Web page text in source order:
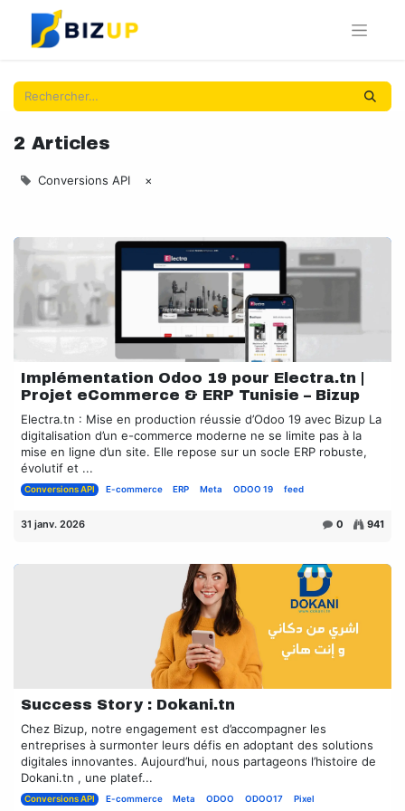
2 Articles
Conversions API ×
Implémentation Odoo 19 pour Electra.tn |
Projet eCommerce & ERP Tunisie – Bizup
Electra.tn : Mise en production réussie d’Odoo 19 avec Bizup La
digitalisation d’un e-commerce moderne ne se limite pas à la
mise en ligne d’un site. Elle repose sur un socle ERP robuste,
évolutif et ...
Conversions API E-commerce ERP Meta ODOO 19 feed
31 janv. 2026 0 941
Success Story : Dokani.tn
Chez Bizup, notre engagement est d’accompagner les
entreprises à surmonter leurs défis en adoptant des solutions
digitales innovantes. Aujourd’hui, nous partageons l’histoire de
Dokani.tn , une platef...
Conversions API E-commerce Meta ODOO ODOO17 Pixel